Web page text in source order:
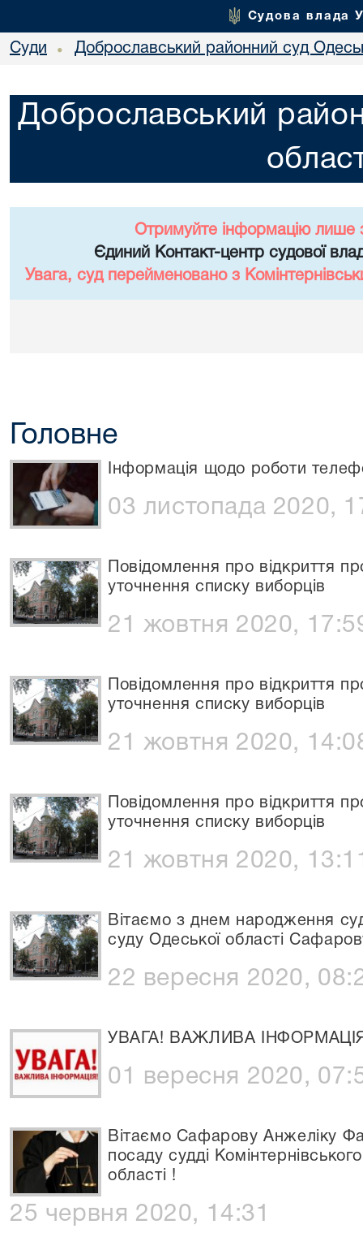
Судова влада
Суди • Доброславський районний суд
Доброславський
Отримуйте інформацію лише
Єдиний Контакт-центр судової
Увага, суд перейменовано з
Головне
Інформація щодо роботи
03 листопада 2020,
Повідомлення про відкриття
уточнення списку виборців
21 жовтня 2020,
Повідомлення про відкриття
уточнення списку виборців
21 жовтня 2020,
Повідомлення про відкриття
уточнення списку виборців
21 жовтня 2020,
Вітаємо з днем народження
суду Одеської області
22 вересня 2020,
УВАГА! ВАЖЛИВА
01 вересня 2020,
Вітаємо Сафарову Анжеліку
посаду судді
області !
25 червня 2020, 14:31